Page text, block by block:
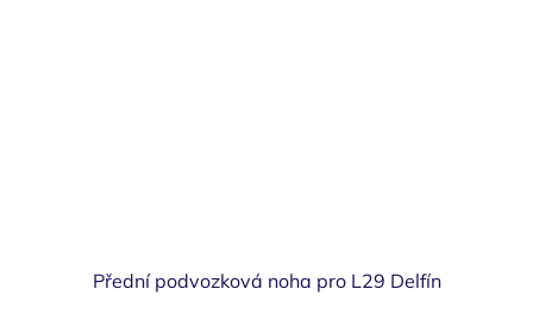
Přední podvozková noha pro L29 Delfín